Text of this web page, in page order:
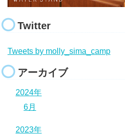
Twitter
Tweets by molly_sima_camp
アーカイブ
2024年
6月
2023年